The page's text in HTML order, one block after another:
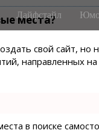
места?
свой сайт,
направленных
в поиске
Лайфстайл